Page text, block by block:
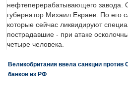
нефтеперерабатывающего завода.
губернатор Михаил Евраев. По его
которые сейчас ликвидируют
пострадавшие - при атаке
четыре человека.
Великобритания ввела санкции против
банков из РФ